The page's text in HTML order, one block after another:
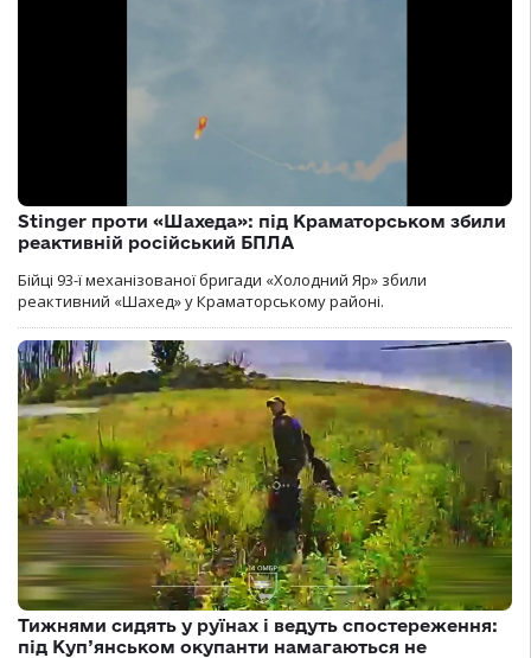
Stinger проти «Шахеда»: під Краматорськом збили
реактивній російський БПЛА
Бійці 93-ї механізованої бригади «Холодний Яр» збили
реактивний «Шахед» у Краматорському районі.
Тижнями сидять у руїнах і ведуть спостереження:
під Куп’янськом окупанти намагаються не